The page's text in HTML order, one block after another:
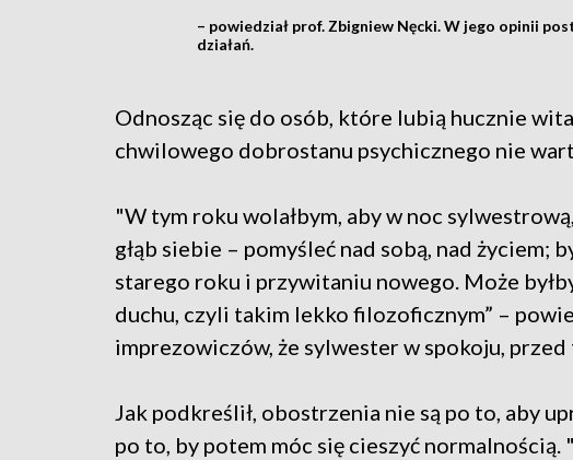
– powiedział prof. Zbigniew Nęcki. W jego opinii
działań.
Odnosząc się do osób, które lubią hucznie
chwilowego dobrostanu psychicznego nie
"W tym roku wolałbym, aby w noc
głąb siebie – pomyśleć nad sobą, nad życiem;
starego roku i przywitaniu nowego. Może
duchu, czyli takim lekko filozoficznym” –
imprezowiczów, że sylwester w spokoju,
Jak podkreślił, obostrzenia nie są po to, aby
po to, by potem móc się cieszyć